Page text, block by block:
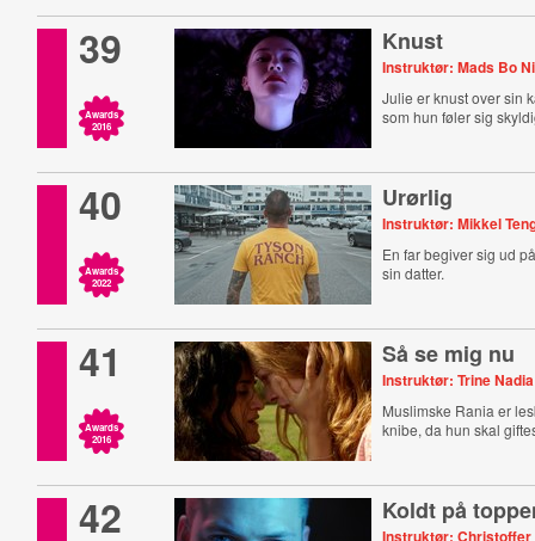
39
Awards
2016
Knust
Instruktør: Mads Bo
Julie er knust over sin
som hun føler sig
40
Awards
2022
Urørlig
Instruktør: Mikkel
En far begiver sig ud
sin datter.
41
Awards
2016
Så se mig nu
Instruktør: Trine Nadia
Muslimske Rania er
knibe, da hun skal
42 Koldt på
Instruktør: Christoffer